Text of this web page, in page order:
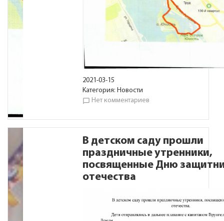
2021-03-15
Категория: Новости
chat_bubble_outline Нет комментариев
В детском саду прошли
праздничные утренники,
посвященные Дню
отечества